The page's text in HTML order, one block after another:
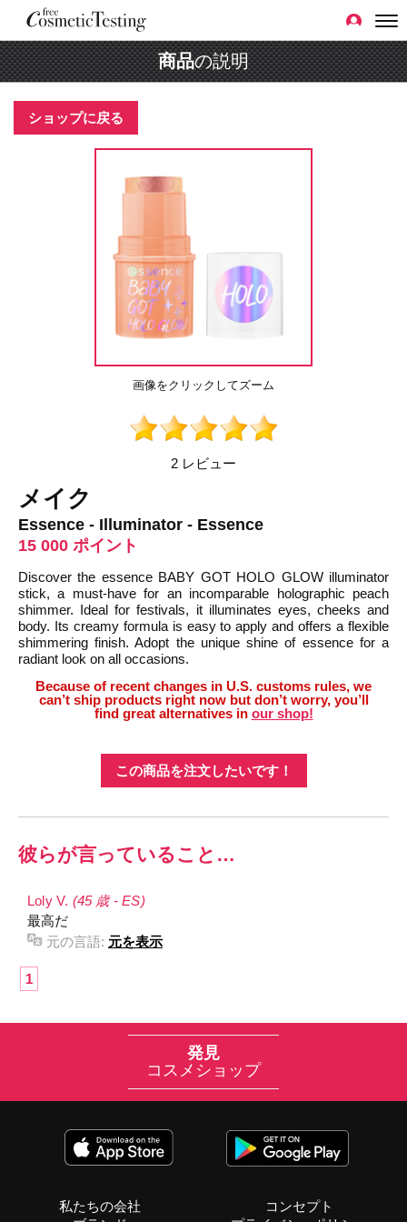
商品の説明
ショップに戻る
画像をクリックしてズーム
2 レビュー
メイク
Essence - Illuminator - Essence
15 000 ポイント
Discover the essence BABY GOT HOLO GLOW illuminator
stick, a must-have for an incomparable holographic peach
shimmer. Ideal for festivals, it illuminates eyes, cheeks and
body. Its creamy formula is easy to apply and offers a flexible
shimmering finish. Adopt the unique shine of essence for a
radiant look on all occasions.
Because of recent changes in U.S. customs rules, we
can’t ship products right now but don’t worry, you’ll
find great alternatives in our shop!
この商品を注文したいです！
彼らが言っていること…
Loly V. (45 歳 - ES)
最高だ
元の言語: 元を表示
1
発見
コスメショップ
私たちの会社
コンセプト